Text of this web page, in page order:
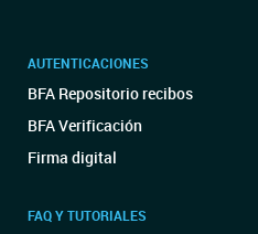
AUTENTICACIONES
BFA Repositorio recibos
BFA Verificación
Firma digital
FAQ Y TUTORIALES